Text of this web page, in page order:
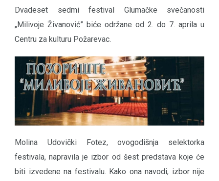
Dvadeset sedmi festival Glumačke svečanosti
„Milivoje Živanović” biće održane od 2. do 7. aprila u
Centru za kulturu Požarevac.
Molina Udovički Fotez, ovogodišnja selektorka
festivala, napravila je izbor od šest predstava koje će
biti izvedene na festivalu. Kako ona navodi, izbor nije